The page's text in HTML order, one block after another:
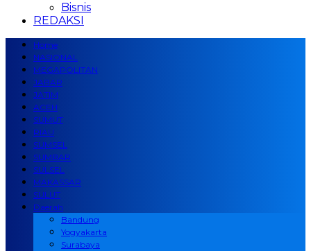
Bisnis
REDAKSI
Home
NASIONAL
MEGAPOLITAN
JABAR
JATIM
ACEH
SUMUT
RIAU
SUMSEL
SUMBAR
SULSEL
MAKASSAR
SULUT
Daerah
Bandung
Yogyakarta
Surabaya